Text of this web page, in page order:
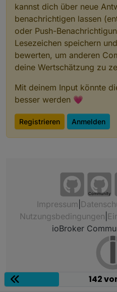
kannst dich über neue
benachrichtigen lassen
oder Push-
Lesezeichen speichern
bewerten, um anderen
deine Wertschätzung zu
Mit deinem Input könnte
besser werden 💗
Registrieren Anmelden
Community
Impressum
Nutzungsbedingungen
ioBroker
142